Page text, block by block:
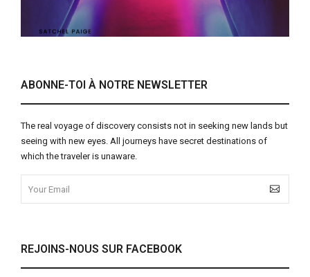
ABONNE-TOI À NOTRE NEWSLETTER
The real voyage of discovery consists not in seeking new lands but
seeing with new eyes. All journeys have secret destinations of
which the traveler is unaware.
REJOINS-NOUS SUR FACEBOOK